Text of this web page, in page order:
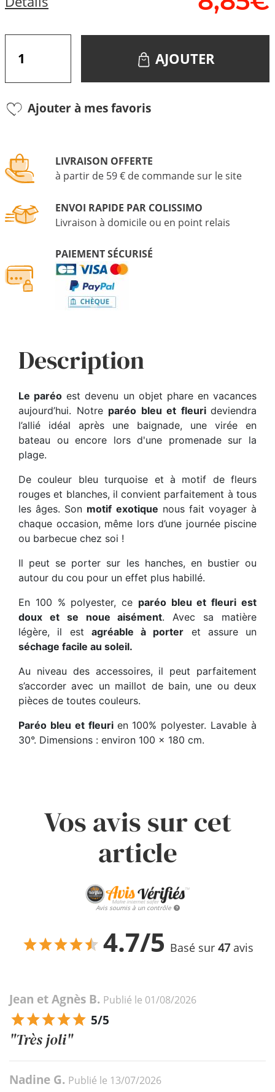
AJOUTER
Ajouter à mes favoris
LIVRAISON OFFERTE
à partir de 59 € de commande sur le site
ENVOI RAPIDE PAR COLISSIMO
Livraison à domicile ou en point relais
PAIEMENT SÉCURISÉ
Description
Le paréo est devenu un objet phare en vacances
aujourd’hui. Notre paréo bleu et fleuri deviendra
l’allié idéal après une baignade, une virée en
bateau ou encore lors d'une promenade sur la
plage.
De couleur bleu turquoise et à motif de fleurs
rouges et blanches, il convient parfaitement à tous
les âges. Son motif exotique nous fait voyager à
chaque occasion, même lors d’une journée piscine
ou barbecue chez soi !
Il peut se porter sur les hanches, en bustier ou
autour du cou pour un effet plus habillé.
En 100 % polyester, ce paréo bleu et fleuri est
doux et se noue aisément. Avec sa matière
légère, il est agréable à porter et assure un
séchage facile au soleil.
Au niveau des accessoires, il peut parfaitement
s’accorder avec un maillot de bain, une ou deux
pièces de toutes couleurs.
Paréo bleu et fleuri en 100% polyester. Lavable à
30°. Dimensions : environ 100 x 180 cm.
Vos avis sur cet
article
Avis soumis à un contrôle
4.7/5 Basé sur 47avis
Jean et Agnès B. Publié le 01/08/2026
5/5
"Très joli"
Nadine G. Publié le 13/07/2026